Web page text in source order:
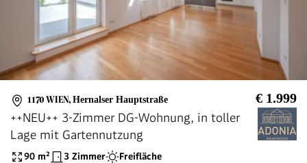
1170 WIEN, Hernalser Hauptstraße € 1.999
++NEU++ 3-Zimmer DG-Wohnung, in toller
Lage mit Gartennutzung
90 m² 3 Zimmer Freifläche